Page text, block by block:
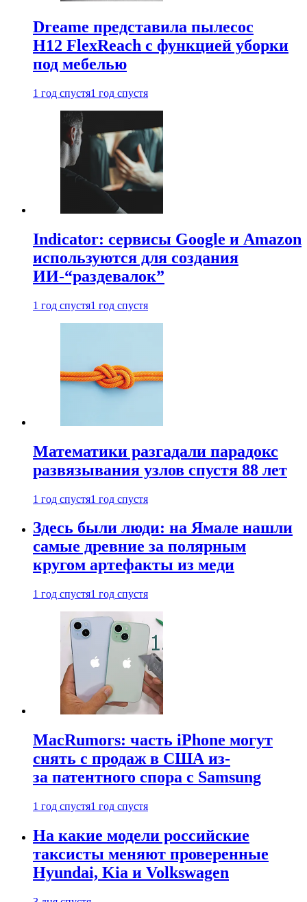
Dreame представила пылесос
H12 FlexReach с функцией уборки
под мебелью
1 год спустя1 год спустя
Indicator: сервисы Google и Amazon
используются для создания
ИИ-“раздевалок”
1 год спустя1 год спустя
Математики разгадали парадокс
развязывания узлов спустя 88 лет
1 год спустя1 год спустя
Здесь были люди: на Ямале нашли
самые древние за полярным
кругом артефакты из меди
1 год спустя1 год спустя
MacRumors: часть iPhone могут
снять с продаж в США из-
за патентного спора с Samsung
1 год спустя1 год спустя
На какие модели российские
таксисты меняют проверенные
Hyundai, Kia и Volkswagen